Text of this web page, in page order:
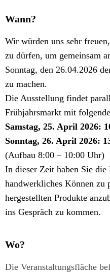
Wann?
Wir würden uns sehr
zu dürfen, um gemeinsam
Sonntag, den 26.04.2026
zu machen.
Die Ausstellung findet
Frühjahrsmarkt mit
Samstag, 25. April 2026:
Sonntag, 26. April 2026:
(Aufbau 8:00 – 10:00 Uhr)
In dieser Zeit haben Sie
handwerkliches Können zu
hergestellten Produkte
ins Gespräch zu kommen.
Wo?
Die Veranstaltungsfläche